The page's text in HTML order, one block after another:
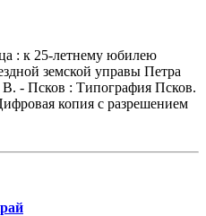
: к 25-летнему юбилею
земской управы Петра
- Псков : Типография Псков.
копия с разрешением